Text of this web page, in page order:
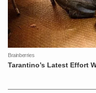
XIN
TÔI LÀ